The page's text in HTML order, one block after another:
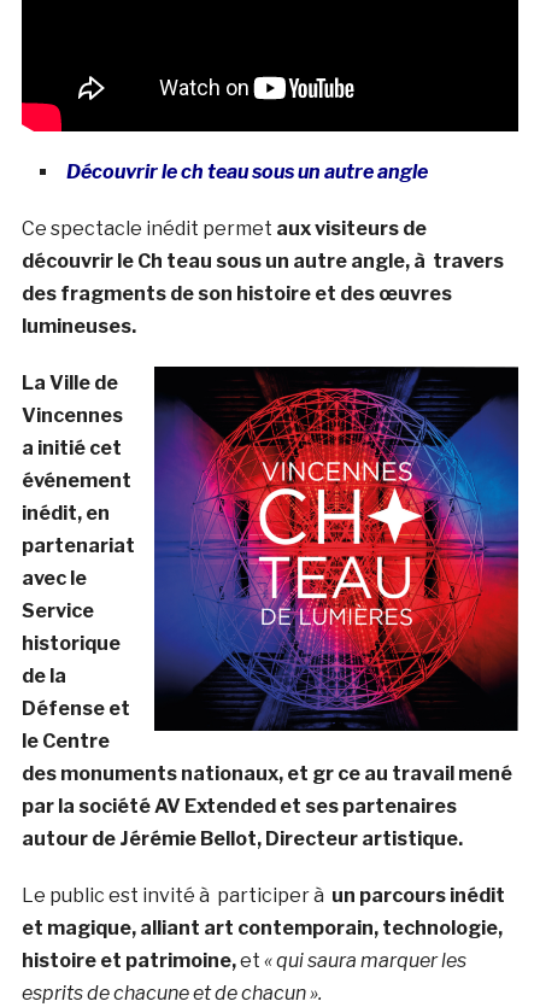
Découvrir le ch teau sous un autre angle
Ce spectacle inédit permet aux visiteurs de
découvrir le Ch teau sous un autre angle, à travers
des fragments de son histoire et des œuvres
lumineuses.
La Ville de
Vincennes
a initié cet
événement
inédit, en
partenariat
avec le
Service
historique
de la
Défense et
le Centre
des monuments nationaux, et gr ce au travail mené
par la société AV Extended et ses partenaires
autour de Jérémie Bellot, Directeur artistique.
Le public est invité à participer à un parcours inédit
et magique, alliant art contemporain, technologie,
histoire et patrimoine,et « qui saura marquer les
esprits de chacune et de chacun ».